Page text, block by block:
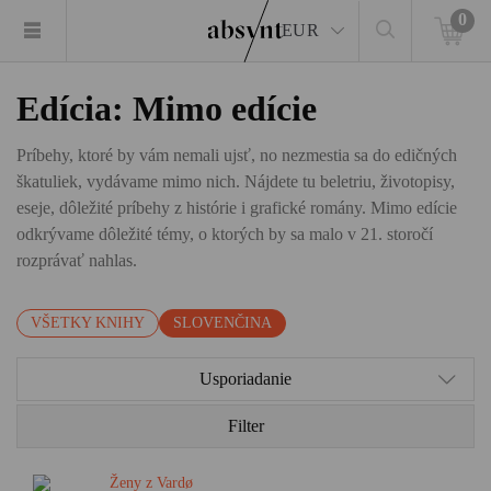
EUR
0
Edícia: Mimo edície
Príbehy, ktoré by vám nemali ujsť, no nezmestia sa do edičných
škatuliek, vydávame mimo nich. Nájdete tu beletriu, životopisy,
eseje, dôležité príbehy z histórie i grafické romány. Mimo edície
odkrývame dôležité témy, o ktorých by sa malo v 21. storočí
rozprávať nahlas.
VŠETKY KNIHY SLOVENČINA
Usporiadanie
Filter